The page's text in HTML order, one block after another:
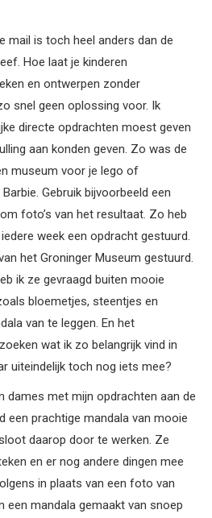
mail is toch heel anders dan de
Hoe laat je kinderen
en ontwerpen zonder
snel geen oplossing voor. Ik
directe opdrachten moest geven
aan konden geven. Zo was de
museum voor je lego of
Gebruik bijvoorbeeld een
foto’s van het resultaat. Zo heb
week een opdracht gestuurd.
het Groninger Museum gestuurd.
ik ze gevraagd buiten mooie
bloemetjes, steentjes en
van te leggen. En het
wat ik zo belangrijk vind in
uiteindelijk toch nog iets mee?
dames met mijn opdrachten aan de
een prachtige mandala van mooie
daarop door te werken. Ze
en er nog andere dingen mee
in plaats van een foto van
een mandala gemaakt van snoep